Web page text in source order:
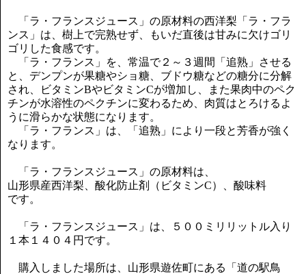
「ラ・フランスジュース」の原材料の西洋梨「ラ・フラ
ンス」は、樹上で完熟せず、もいだ直後は甘みに欠けゴリ
ゴリした食感です。
「ラ・フランス」を、常温で２～３週間「追熟」させる
と、デンプンが果糖やショ糖、ブドウ糖などの糖分に分解
され、ビタミンBやビタミンCが増加し、また果肉中のペク
チンが水溶性のペクチンに変わるため、肉質はとろけるよ
うに滑らかな状態になります。
「ラ・フランス」は、「追熟」により一段と芳香が強く
なります。
「ラ・フランスジュース」の原材料は、
山形県産西洋梨、酸化防止剤（ビタミンC）、酸味料
です。
「ラ・フランスジュース」は、５００ミリリットル入り
１本１４０４円です。
購入しました場所は、山形県遊佐町にある「道の駅鳥